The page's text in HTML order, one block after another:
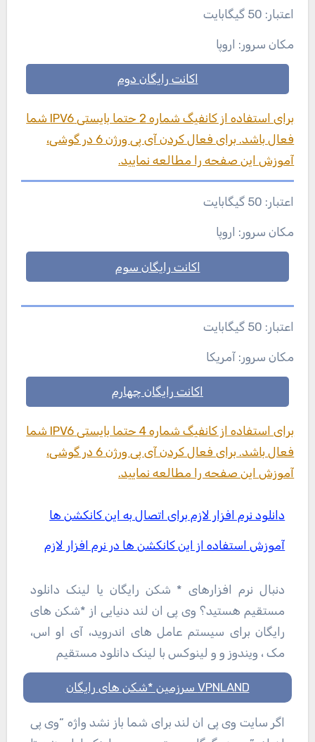
اعتبار: 50 گیگابایت
مکان سرور: اروپا
اکانت رایگان دوم
برای استفاده از کانفیگ شماره 2 حتما بایستی IPV6 شما
فعال باشد. برای فعال کردن آی پی ورژن 6 در گوشی،
آموزش این صفحه را مطالعه نمایید.
اعتبار: 50 گیگابایت
مکان سرور: اروپا
اکانت رایگان سوم
اعتبار: 50 گیگابایت
مکان سرور: آمریکا
اکانت رایگان چهارم
برای استفاده از کانفیگ شماره 4 حتما بایستی IPV6 شما
فعال باشد. برای فعال کردن آی پی ورژن 6 در گوشی،
آموزش این صفحه را مطالعه نمایید.
دانلود نرم افزار لازم برای اتصال به این کانکشن ها
آموزش استفاده از این کانکشن ها در نرم افزار لازم
دنبال نرم افزارهای * شکن رایگان یا لینک دانلود
مستقیم هستید؟ وی پی ان لند دنیایی از *شکن های
رایگان برای سیستم عامل های اندروید، آی او اس،
مک ، ویندوز و و لینوکس با لینک دانلود مستقیم
VPNLAND سرزمین *شکن های رایگان
اگر سایت وی پی ان لند برای شما باز نشد واژه “وی پی